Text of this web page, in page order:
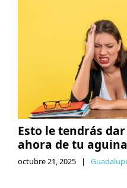
Esto le tendrás
ahora de tu
octubre 21, 2025 |